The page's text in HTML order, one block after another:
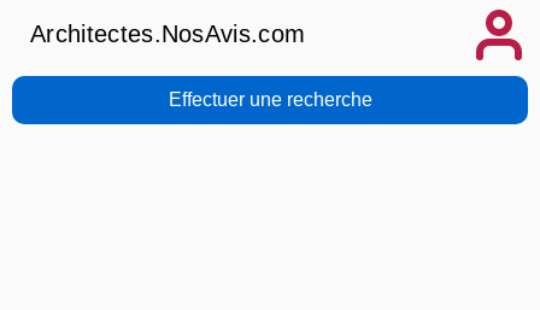
Architectes.NosAvis.com
Effectuer une recherche